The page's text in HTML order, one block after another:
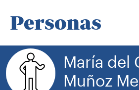
Personas
María del
Muñoz